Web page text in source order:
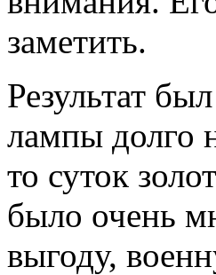
заметить.
Результат
лампы долго
то суток
было очень
выгоду,